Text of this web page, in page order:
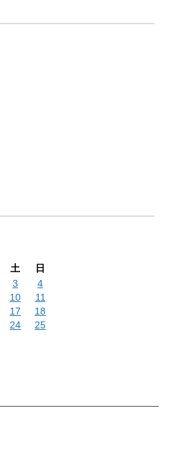
土
日
3
4
10
11
17
18
24
25